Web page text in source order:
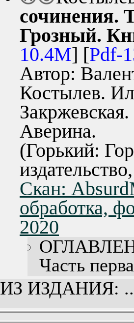
сочинения.
Грозный.
10.4M] [Pdf-
Автор:
Костылев.
Аверина.
(Горький:
Скан:
обработка,
2020
Часть
Часть
Часть
ИЗ ИЗДАНИЯ: